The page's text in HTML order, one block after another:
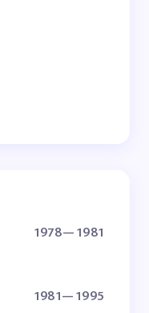
1978— 1981
1981— 1995